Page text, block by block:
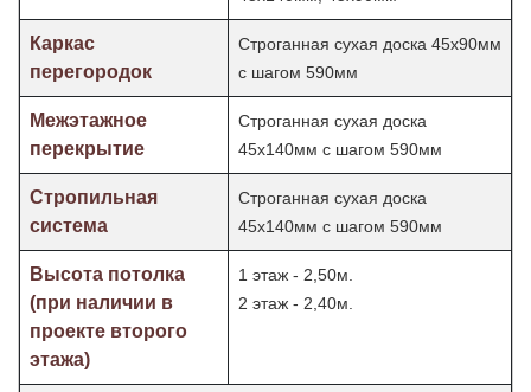
Каркас
перегородок
Строганная сухая доска 45х90мм
с шагом 590мм
Межэтажное
перекрытие
Строганная сухая доска
45х140мм с шагом 590мм
Стропильная
система
Строганная сухая доска
45х140мм с шагом 590мм
Высота потолка
(при наличии в
проекте второго
этажа)
1 этаж - 2,50м.
2 этаж - 2,40м.